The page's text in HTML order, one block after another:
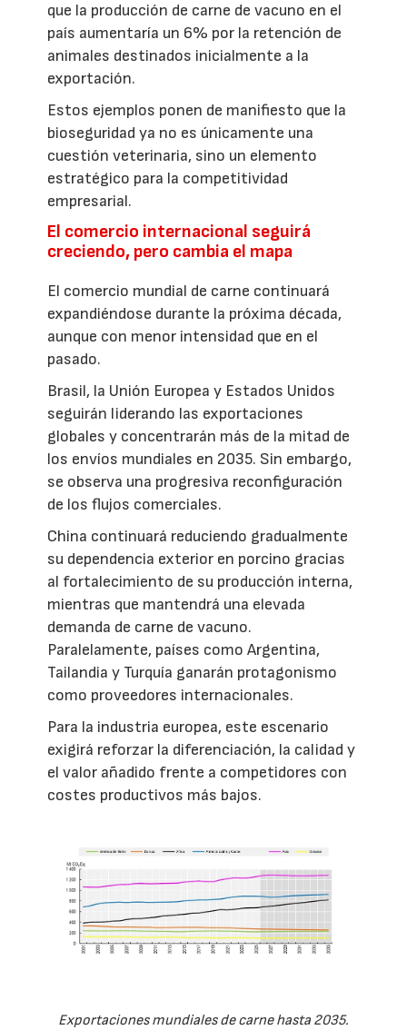
que la producción de carne de vacuno en el
país aumentaría un 6% por la retención de
animales destinados inicialmente a la
exportación.
Estos ejemplos ponen de manifiesto que la
bioseguridad ya no es únicamente una
cuestión veterinaria, sino un elemento
estratégico para la competitividad
empresarial.
El comercio internacional seguirá
creciendo, pero cambia el mapa
El comercio mundial de carne continuará
expandiéndose durante la próxima década,
aunque con menor intensidad que en el
pasado.
Brasil, la Unión Europea y Estados Unidos
seguirán liderando las exportaciones
globales y concentrarán más de la mitad de
los envíos mundiales en 2035. Sin embargo,
se observa una progresiva reconfiguración
de los flujos comerciales.
China continuará reduciendo gradualmente
su dependencia exterior en porcino gracias
al fortalecimiento de su producción interna,
mientras que mantendrá una elevada
demanda de carne de vacuno.
Paralelamente, países como Argentina,
Tailandia y Turquía ganarán protagonismo
como proveedores internacionales.
Para la industria europea, este escenario
exigirá reforzar la diferenciación, la calidad y
el valor añadido frente a competidores con
costes productivos más bajos.
Exportaciones mundiales de carne hasta 2035.